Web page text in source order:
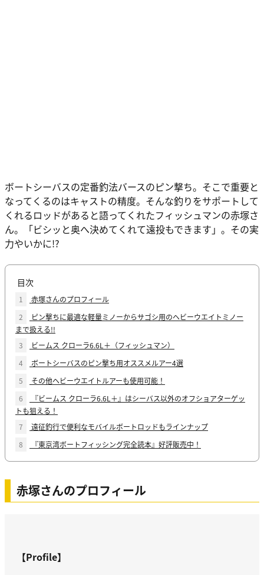
ボートシーバスの定番釣法バースのピン撃ち。そこで重要と
なってくるのはキャストの精度。そんな釣りをサポートして
くれるロッドがあると語ってくれたフィッシュマンの赤塚さ
ん。「ビシッと奥へ決めてくれて遠投もできます」。その実
力やいかに!?
目次
1
赤塚さんのプロフィール
2
ピン撃ちに最適な軽量ミノーからサゴシ用のヘビーウエイトミノー
まで扱える!!
3
ビームス クローラ6.6L＋（フィッシュマン）
4
ボートシーバスのピン撃ち用オススメルアー4選
5
その他ヘビーウエイトルアーも使用可能！
6
『ビームス クローラ6.6L＋』はシーバス以外のオフショアターゲッ
トも狙える！
7
遠征釣行で便利なモバイルボートロッドもラインナップ
8
『東京湾ボートフィッシング完全読本』好評販売中！
赤塚さんのプロフィール
【Profile】